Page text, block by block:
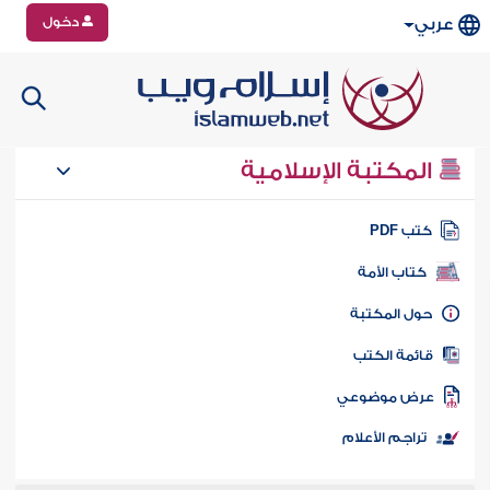
عربي دخول
المكتبة الإسلامية
كتب PDF
كتاب الأمة
المكتبة
الكتب
موضوعي